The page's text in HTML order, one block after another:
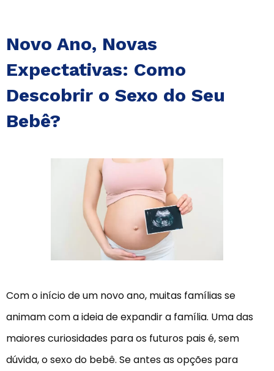
Novo Ano, Novas
Expectativas: Como
Descobrir o Sexo do Seu
Bebê?
Com o início de um novo ano, muitas famílias se
animam com a ideia de expandir a família. Uma das
maiores curiosidades para os futuros pais é, sem
dúvida, o sexo do bebê. Se antes as opções para